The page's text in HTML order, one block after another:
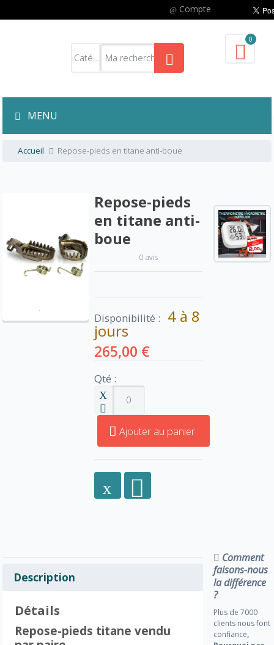
Compte
0
MENU
Accueil Repose-pieds en titane anti-boue
Repose-pieds
en titane anti-
boue
0 avis
Disponibilité : 4 à 8
jours
265,00 €
Qté :
Ajouter au panier
Description
Détails
Repose-pieds titane vendu
Comment
faisons-nous
la différence
?
Plus de 7000
clients nous font
confiance,